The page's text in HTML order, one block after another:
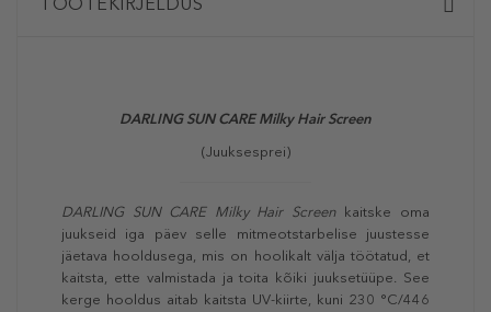
DARLING SUN CARE Milky Hair Screen
(Juuksesprei)
DARLING SUN CARE Milky Hair Screen kaitske oma
juukseid iga päev selle mitmeotstarbelise juustesse
jäetava hooldusega, mis on hoolikalt välja töötatud, et
kaitsta, ette valmistada ja toita kõiki juuksetüüpe. See
kerge hooldus aitab kaitsta UV-kiirte, kuni 230 °C/446